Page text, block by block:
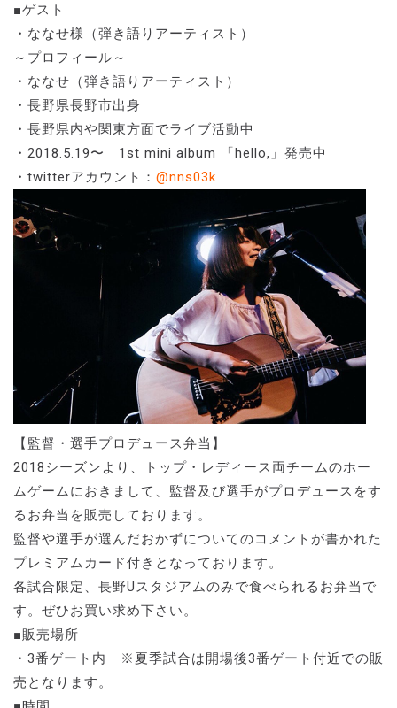
■ゲスト
・ななせ様（弾き語りアーティスト）
～プロフィール～
・ななせ（弾き語りアーティスト）
・長野県長野市出身
・長野県内や関東方面でライブ活動中
・2018.5.19〜 1st mini album 「hello,」発売中
・twitterアカウント： @nns03k
【監督・選手プロデュース弁当】
2018シーズンより、トップ・レディース両チームのホー
ムゲームにおきまして、監督及び選手がプロデュースをす
るお弁当を販売しております。
監督や選手が選んだおかずについてのコメントが書かれた
プレミアムカード付きとなっております。
各試合限定、長野Uスタジアムのみで食べられるお弁当で
す。ぜひお買い求め下さい。
■販売場所
・3番ゲート内 ※夏季試合は開場後3番ゲート付近での販
売となります。